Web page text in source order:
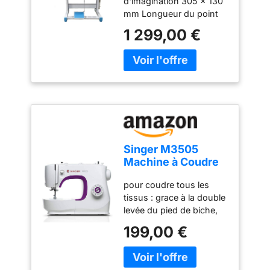
Idéale pour
Professionnels et
Amateurs,
Multifonctionnelle
avec Options
Avancées
mm Longueur du point
Sans huile Patrons de
couture Voix italienne
1 299,00 €
Singer M3505
Machine à Coudre
avec 34 Points,
Utilitaires,
élastiques,
décoratifs, Coud
Tous Les Tissus,
Facile pour
Débutants, Couture
pour coudre tous les
tissus : grace à la double
levée du pied de biche,
robuste en métal, la
vitesse de couture
élevée, le moteur
199,00 €